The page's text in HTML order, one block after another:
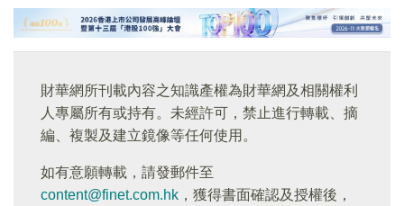
財華網所刊載內容之知識產權為財華網及相關權利
人專屬所有或持有。未經許可，禁止進行轉載、摘
編、複製及建立鏡像等任何使用。
如有意願轉載，請發郵件至
content@finet.com.hk ，獲得書面確認及授權後，